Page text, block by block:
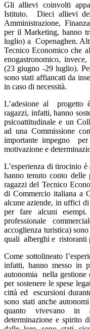
Gli allievi coinvolti
Istituto. Dieci allievi
Amministrazione,
per il Marketing, hanno
luglio) a Copenaghen.
Tecnico Economico che
enogastronomico,
(23 giugno -29 luglio).
sono stati affiancati da
in caso di necessità.
L’adesione al progetto
ragazzi, infatti, hanno
psicoattitudinale e un
ad una Commissione
importante impegno
motivazione e
L’esperienza di tirocinio
hanno tenuto conto
ragazzi del Tecnico
di Commercio italiana a
alcune aziende, in uffici
per fare alcuni
professionale
accoglienza turistica)
quali alberghi e ristoranti
Come sottolineato
infatti, hanno messo in
autonomia nella gestione
per sostenere le spese
città ed escursioni
sono stati anche
quanto vivevano in
determinazione e spirito